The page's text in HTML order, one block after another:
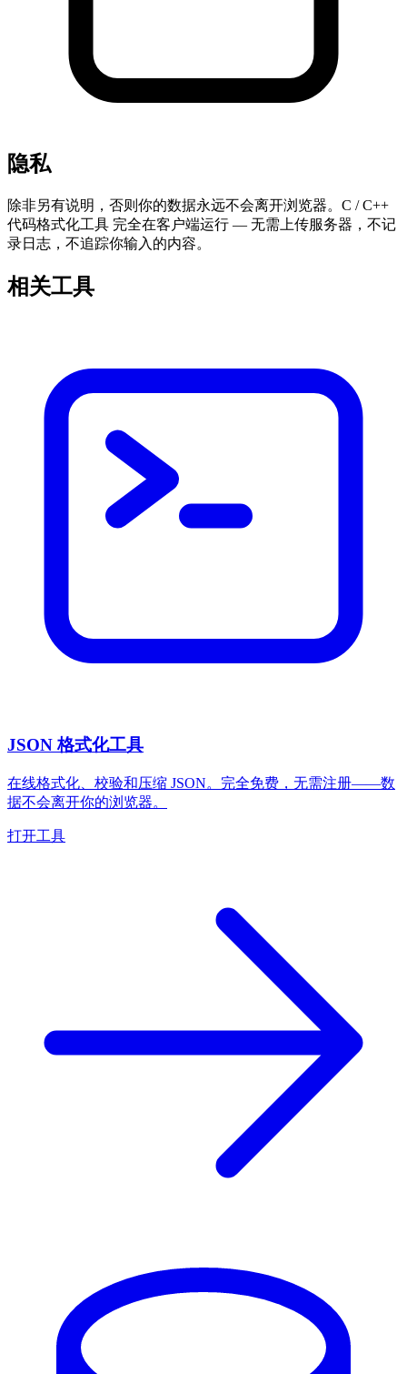
隐私
除非另有说明，否则你的数据永远不会离开浏览器。C / C++
代码格式化工具 完全在客户端运行 — 无需上传服务器，不记
录日志，不追踪你输入的内容。
相关工具
JSON 格式化工具
在线格式化、校验和压缩 JSON。完全免费，无需注册——数
据不会离开你的浏览器。
打开工具